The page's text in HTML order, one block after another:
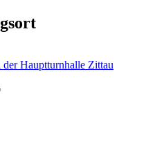
der Hauptturnhalle Zittau